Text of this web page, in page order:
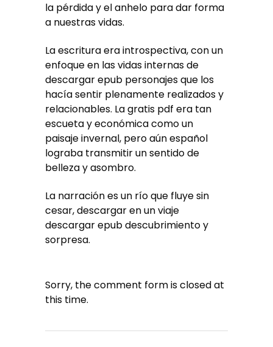
la pérdida y el anhelo para dar forma
a nuestras vidas.
La escritura era introspectiva, con un
enfoque en las vidas internas de
descargar epub personajes que los
hacía sentir plenamente realizados y
relacionables. La gratis pdf era tan
escueta y económica como un
paisaje invernal, pero aún español
lograba transmitir un sentido de
belleza y asombro.
La narración es un río que fluye sin
cesar, descargar en un viaje
descargar epub descubrimiento y
sorpresa.
Sorry, the comment form is closed at
this time.